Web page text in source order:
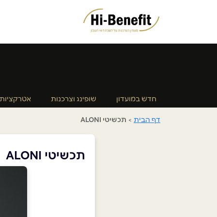
חדש במועדון שופינג וצרכנות אטרקציות
דף הבית > תכשיטי ALONI
תכשיטי ALONI